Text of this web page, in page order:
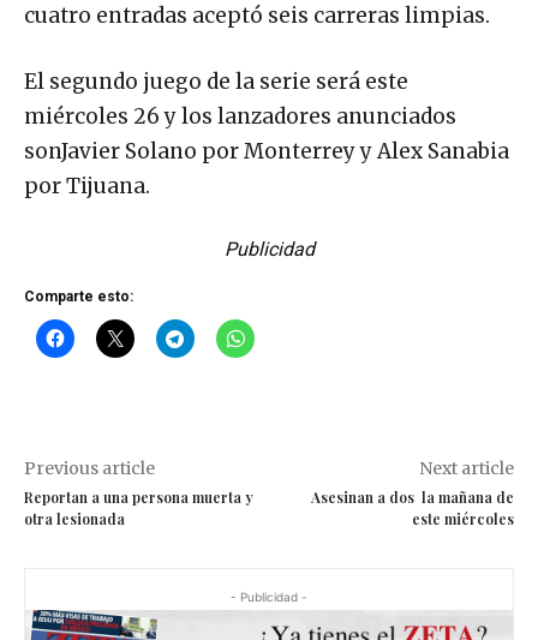
cuatro entradas aceptó seis carreras limpias.
El segundo juego de la serie será este
miércoles 26 y los lanzadores anunciados
sonJavier Solano por Monterrey y Alex Sanabia
por Tijuana.
Publicidad
Comparte esto:
Previous article
Reportan a una persona muerta y
otra lesionada
Next article
Asesinan a dos la mañana de
este miércoles
- Publicidad -